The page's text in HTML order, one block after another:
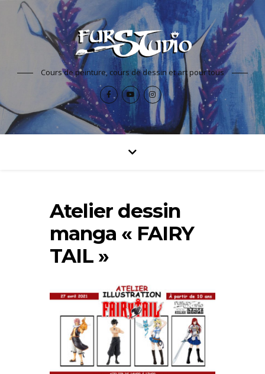
Cours de peinture, cours de dessin et art pour tous
Atelier dessin
manga « FAIRY
TAIL »